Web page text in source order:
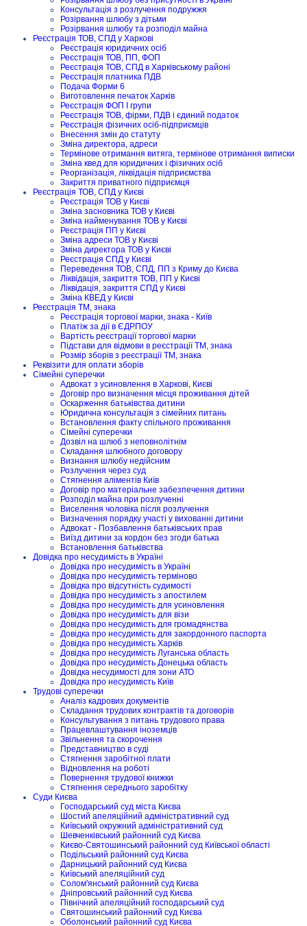
Консультація з розлучення подружжя
Розірвання шлюбу з дітьми
Розірвання шлюбу та розподіл майна
Реєстрація ТОВ, СПД у Харкові
Реєстрація юридичних осіб
Реєстрація ТОВ, ПП, ФОП
Реєстрація ТОВ, СПД в Харківському районі
Реєстрація платника ПДВ
Подача Форми 6
Виготовлення печаток Харків
Реєстрація ФОП I групи
Реєстрація ТОВ, фірми, ПДВ і єдиний податок
Реєстрація фізичних осіб-підприємців
Внесення змін до статуту
Зміна директора, адреси
Термінове отримання витяга, термінове отримання виписки
Зміна квед для юридичних і фізичних осіб
Реорганізація, ліквідація підприємства
Закриття приватного підприємця
Реєстрація ТОВ, СПД у Києві
Реєстрація ТОВ у Києві
Зміна засновника ТОВ у Києві
Зміна найменування ТОВ у Києві
Реєстрація ПП у Києві
Зміна адреси ТОВ у Києві
Зміна директора ТОВ у Києві
Реєстрація СПД у Києві
Переведення ТОВ, СПД, ПП з Криму до Києва
Ліквідація, закриття ТОВ, ПП у Києві
Ліквідація, закриття СПД у Києві
Зміна КВЕД у Києві
Реєстрація ТМ, знака
Реєстрація торгової марки, знака - Київ
Платіж за дії в ЄДРПОУ
Вартість реєстрації торгової марки
Підстави для відмови в реєстрації ТМ, знака
Розмір зборів з реєстрації ТМ, знака
Реквізити для оплати зборів
Сімейні суперечки
Адвокат з усиновлення в Харкові, Києві
Договір про визначення місця проживання дітей
Оскарження батьківства дитини
Юридична консультація з сімейних питань
Встановлення факту спільного проживання
Сімейні суперечки
Дозвіл на шлюб з неповнолітнім
Складання шлюбного договору
Визнання шлюбу недійсним
Розлучення через суд
Стягнення аліментів Київ
Договір про матеріальне забезпечення дитини
Розподіл майна при розлученні
Виселення чоловіка після розлучення
Визначення порядку участі у вихованні дитини
Адвокат - Позбавлення батьківських прав
Виїзд дитини за кордон без згоди батька
Встановлення батьківства
Довідка про несудимість в Україні
Довідка про несудимість в Україні
Довідка про несудимість терміново
Довідка про відсутність судимості
Довідка про несудимість з апостилем
Довідка про несудимість для усиновлення
Довідка про несудимість для візи
Довідка про несудимість для громадянства
Довідка про несудимість для закордонного паспорта
Довідка про несудимість Харків
Довідка про несудимість Луганська область
Довідка про несудимість Донецька область
Довідка несудимості для зони АТО
Довідка про несудимість Київ
Трудові суперечки
Аналіз кадрових документів
Складання трудових контрактів та договорів
Консультування з питань трудового права
Працевлаштування іноземців
Звільнення та скорочення
Представництво в суді
Стягнення заробітної плати
Відновлення на роботі
Повернення трудової книжки
Стягнення середнього заробітку
Суди Києва
Господарський суд міста Києва
Шостий апеляційний адміністративний суд
Київський окружний адміністративний суд
Шевченківський районний суд Києва
Києво-Святошинський районний суд Київської області
Подільський районний суд Києва
Дарницький районний суд Києва
Київський апеляційний суд
Солом'янський районний суд Києва
Дніпровський районний суд Києва
Північний апеляційний господарський суд
Святошинський районний суд Києва
Оболонський районний суд Києва